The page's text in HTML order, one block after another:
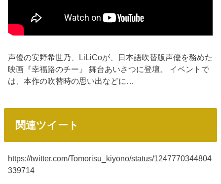
声優の安野希世乃、LiLiCoが、日本語吹替版声優を務めた
映画『幸福路のチー』 舞台あいさつに登壇。 イベントで
は、本作の吹替時の思い出などに…
関連ツイート
https://twitter.com/Tomorisu_kiyono/status/1247770344804
339714